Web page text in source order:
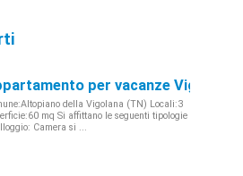
per vacanze Vigolo
della Vigolana (TN) Locali:3
mq Si affittano le seguenti tipologie
Camera si ...